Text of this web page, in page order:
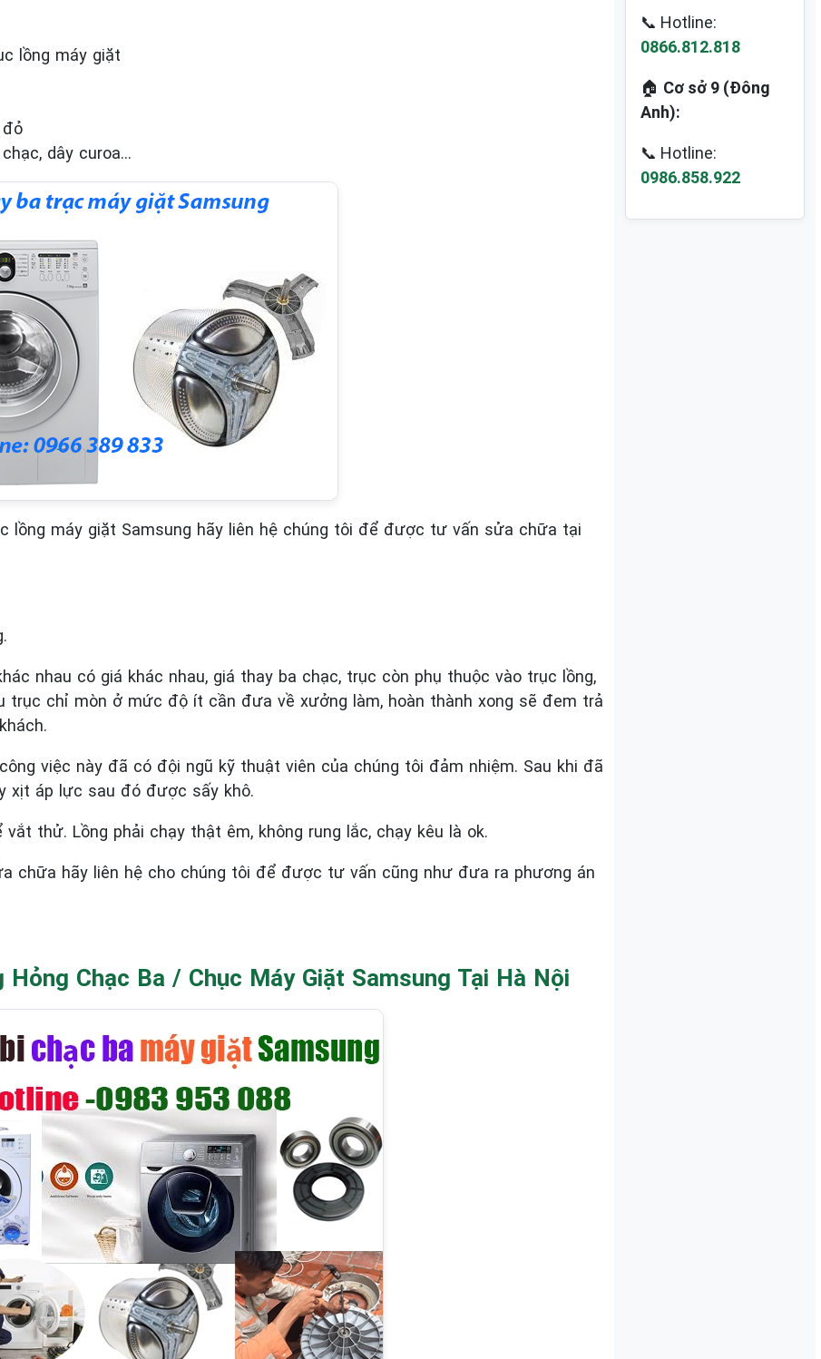
lồng máy giặt
đỏ
dây curoa…
lồng máy giặt Samsung hãy liên hệ chúng tôi để được tư vấn sửa chữa tại
nhau có giá khác nhau, giá thay ba chạc, trục còn phụ thuộc vào trục lồng,
chỉ mòn ở mức độ ít cần đưa về xưởng làm, hoàn thành xong sẽ đem trả
việc này đã có đội ngũ kỹ thuật viên của chúng tôi đảm nhiệm. Sau khi đã
xịt áp lực sau đó được sấy khô.
thử. Lồng phải chạy thật êm, không rung lắc, chạy kêu là ok.
chữa hãy liên hệ cho chúng tôi để được tư vấn cũng như đưa ra phương án
Chạc Ba / Chục Máy Giặt Samsung Tại Hà Nội
📞 Hotline:
0866.812.818
🏠 Cơ sở 9 (Đông
Anh):
📞 Hotline:
0986.858.922